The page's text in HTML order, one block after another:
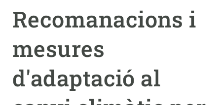
Recomanacions i
mesures
d'adaptació al
menu
RECERCA
CIÈNCIA EN ACCIÓ